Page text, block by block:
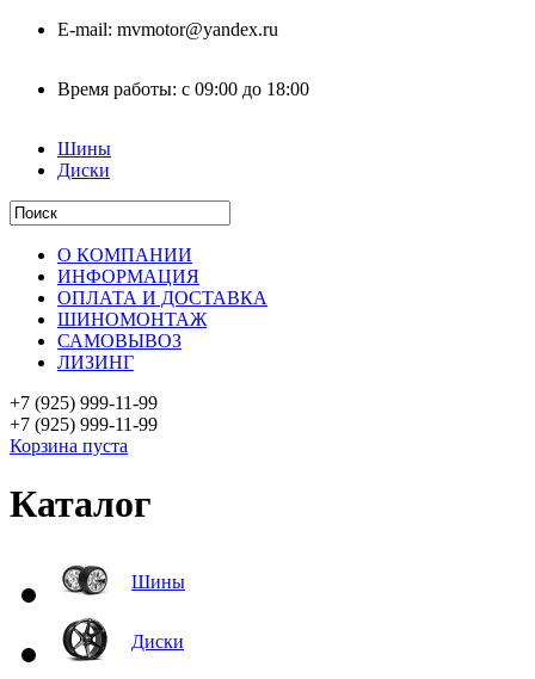
E-mail: mvmotor@yandex.ru
Время работы: с 09:00 до 18:00
Шины
Диски
О КОМПАНИИ
ИНФОРМАЦИЯ
ОПЛАТА И ДОСТАВКА
ШИНОМОНТАЖ
САМОВЫВОЗ
ЛИЗИНГ
+7 (925) 999-11-99
+7 (925) 999-11-99
Корзина пуста
Каталог
Шины
Диски